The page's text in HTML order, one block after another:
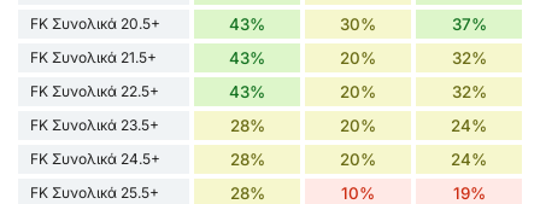
FK Συνολικά 20.5+ 43% 30% 37%
FK Συνολικά 21.5+ 43% 20% 32%
FK Συνολικά 22.5+ 43% 20% 32%
FK Συνολικά 23.5+ 28% 20% 24%
FK Συνολικά 24.5+ 28% 20% 24%
FK Συνολικά 25.5+ 28% 10% 19%